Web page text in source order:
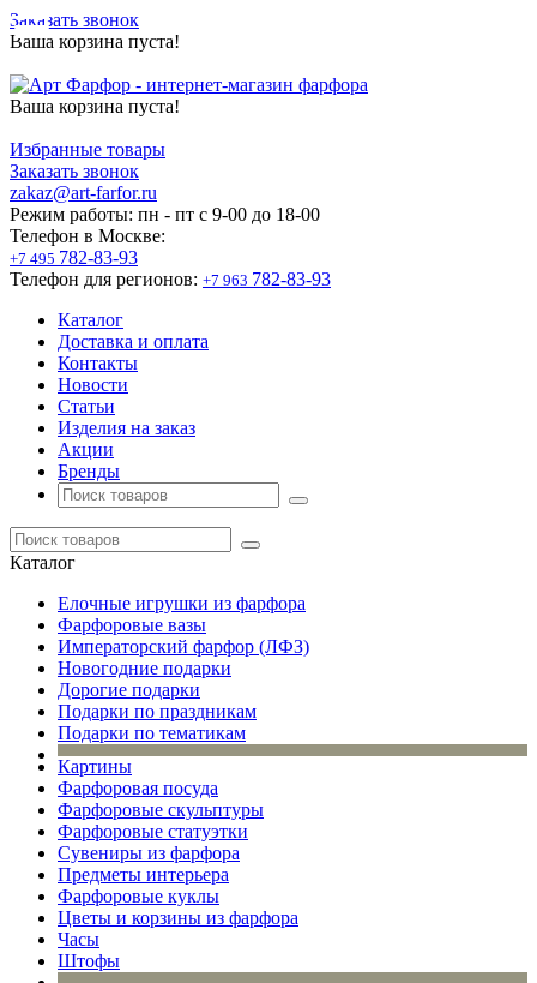
Заказать звонок
Ваша корзина пуста!
Ваша корзина пуста!
Избранные товары
Заказать звонок
zakaz@art-farfor.ru
Режим работы: пн - пт c 9-00 до 18-00
Телефон в Москве:
+7 495 782-83-93
Телефон для регионов: +7 963 782-83-93
Каталог
Доставка и оплата
Контакты
Новости
Статьи
Изделия на заказ
Акции
Бренды
Каталог
Елочные игрушки из фарфора
Фарфоровые вазы
Императорский фарфор (ЛФЗ)
Новогодние подарки
Дорогие подарки
Подарки по праздникам
Подарки по тематикам
Картины
Фарфоровая посуда
Фарфоровые скульптуры
Фарфоровые статуэтки
Сувениры из фарфора
Предметы интерьера
Фарфоровые куклы
Цветы и корзины из фарфора
Часы
Штофы